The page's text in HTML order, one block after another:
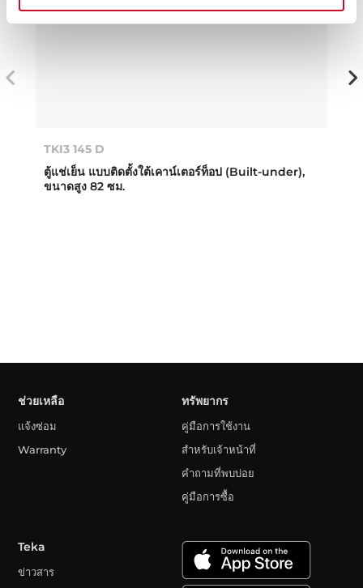
TKI3 145 D
ตู้แช่เย็น แบบติดตั้งใต้เคาน์เตอร์ท็อป (Built-under),
ขนาดสูง 82 ซม.
ช่วยเหลือ
แจ้งซ่อม
Warranty
ทรัพยากร
คู่มือการใช้งาน
สำหรับเจ้าหน้าที่
คำถามที่พบบ่อย
คู่มือการซื้อ
Teka
ข่าวสาร